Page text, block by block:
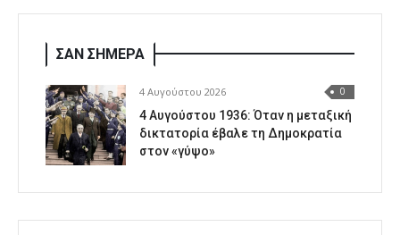
ΣΑΝ ΣΗΜΕΡΑ
4 Αυγούστου 2026 0
4 Αυγούστου 1936: Όταν η μεταξική
δικτατορία έβαλε τη Δημοκρατία
στον «γύψο»